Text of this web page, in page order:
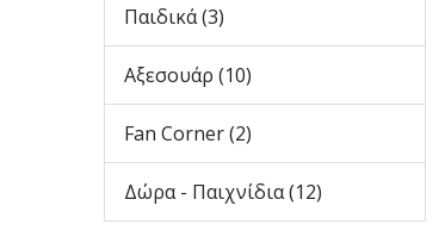
Παιδικά (3)
Αξεσουάρ (10)
Fan Corner (2)
Δώρα - Παιχνίδια (12)